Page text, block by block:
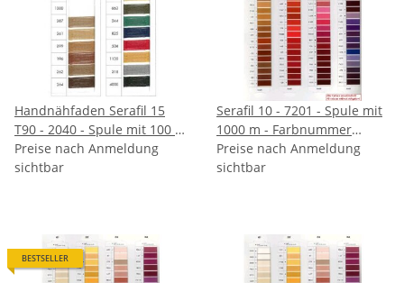
Handnähfaden Serafil 15
T90 - 2040 - Spule mit 100 m
- Farbnummer angeben
Preise nach Anmeldung
sichtbar
Serafil 10 - 7201 - Spule mit
1000 m - Farbnummer
angeben
Preise nach Anmeldung
sichtbar
BESTSELLER